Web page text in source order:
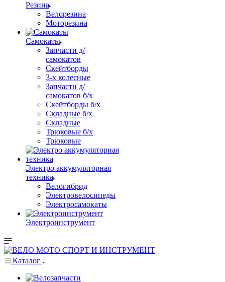
Резина
Велорезина
Моторезина
Самокаты
Запчасти д/
самокатов
Скейтборды
3-х колесные
Запчасти д/
самокатов б/х
Скейтборды б/х
Складные б/х
Складные
Трюковые б/х
Трюковые
Электро аккумуляторная
техника
Велогибрид
Электровелосипеды
Электросамокаты
Электроинструмент
Каталог